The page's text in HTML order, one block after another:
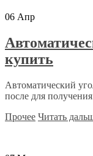
06 Апр
купить
Автоматический
после для
Прочее Читать